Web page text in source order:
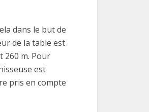
dans le but de
de la table est
260 m. Pour
est
pris en compte